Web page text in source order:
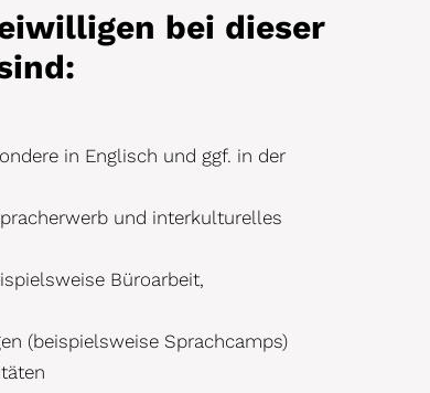
bei dieser
in Englisch und ggf. in der
und interkulturelles
Büroarbeit,
(beispielsweise Sprachcamps)